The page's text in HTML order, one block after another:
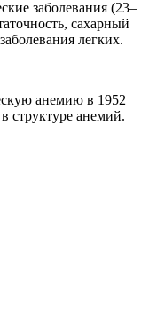
заболевания (23–
сахарный
легких.
анемию в 1952
структуре анемий.